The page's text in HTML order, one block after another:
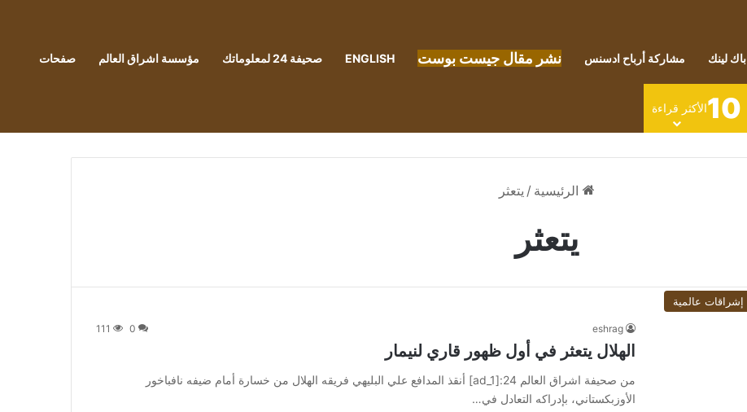
باك لينك مشاركة أرباح ادسنس نشر مقال جيست بوست ENGLISH صحيفة 24 لمعلوماتك مؤسسة اشراق العالم صفحات
10الأكثر قراءة
الرئيسية / يتعثر
يتعثر
إشراقات عالمية
eshrag
0
111
الهلال يتعثر في أول ظهور قاري لنيمار
من صحيفة اشراق العالم 24:[ad_1] أنقذ المدافع علي البليهي فريقه الهلال من خسارة أمام ضيفه نافباخور
الأوزبكستاني، بإدراكه التعادل في…